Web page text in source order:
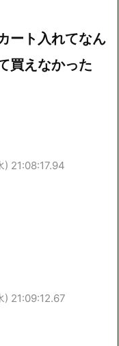
ート入れてなん
買えなかった
21:08:17.94
21:09:12.67